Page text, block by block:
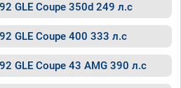
GLE Coupe 350d 249 л.с
GLE Coupe 400 333 л.с
GLE Coupe 43 AMG 390 л.с